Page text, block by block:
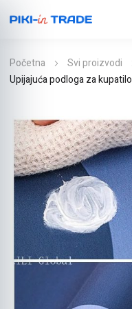
Početna Svi proizvodi
Upijajuća podloga za kupatilo